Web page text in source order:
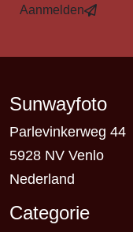
Aanmelden
Sunwayfoto
Parlevinkerweg 44
5928 NV Venlo
Nederland
Categorie